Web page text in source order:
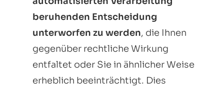
beruhenden Entscheidung
unterworfen zu werden, die Ihnen
gegenüber rechtliche Wirkung
entfaltet oder Sie in ähnlicher Weise
erheblich beeinträchtigt. Dies